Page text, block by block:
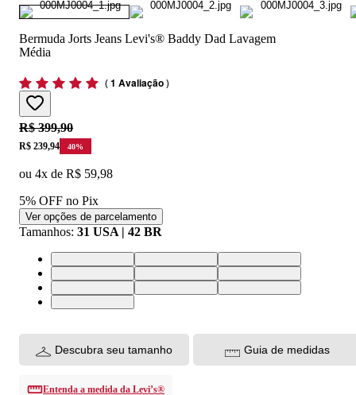
Bermuda Jorts Jeans Levi's® Baddy Dad Lavagem
Média
(1 Avaliação)
Original price:
R$ 399,90
Price:
R$ 239,94 40%
ou 4x de R$ 59,98
5% OFF no Pix
Ver opções de parcelamento
Tamanhos: 31 USA | 42 BR
25 USA | 36 BR26 USA | 37 BR27 USA | 38 BR
28 USA | 39 BR29 USA | 40 BR30 USA | 41 BR
31 USA | 42 BR32 USA | 43 BR33 USA | 44 BR
34 USA | 46 BR
Descubra seu tamanho Guia de medidas
Entenda a medida da Levi’s®